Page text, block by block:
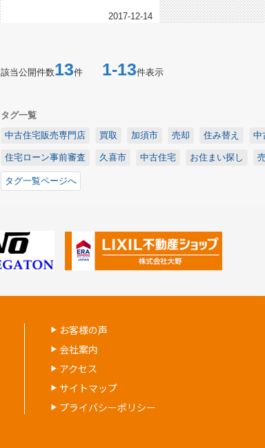
2017-12-14
該当公開件数13件 1-13件表示
タグ一覧
中古住宅販売専門店
買取 加須市 売却 住み替え 中
住宅ローン事前審査 久喜市 中古住宅 お住まい探し
タグ一覧ページへ
お客様の声
会社案内
アクセス
サイトマップ
プライバシーポリシー